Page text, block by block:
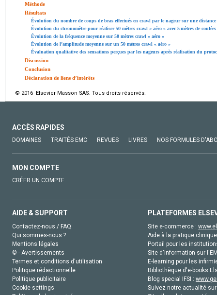
Méthode
Résultats
Évolution du nombre de coups de bras effectués en crawl par le nageur sur une distance
Évolution du chronomètre pour réaliser 50 mètres crawl « aéro » avec 5 mètres de
Évolution de la fréquence moyenne sur 50 mètres crawl « aéro »
Évolution de l’amplitude moyenne sur un 50 mètres crawl « aéro »
Évaluation qualitative des sensations perçues par les nageurs après réalisation du
Discussion
Conclusion
Déclaration de liens d’intérêts
© 2016 Elsevier Masson SAS. Tous droits réservés.
ACCÈS RAPIDES
DOMAINES TRAITÉS EMC REVUES LIVRES NOS FORMULES
MON COMPTE
CRÉER UN COMPTE
AIDE & SUPPORT
Contactez-nous / FAQ
Qui sommes-nous ?
Mentions légales
© - Avertissements
Termes et conditions d'utilisation
Politique rédactionnelle
Politique publicitaire
Cookie settings
PLATEFORMES
Site e-commerce :
Aide à la pratique
Portail pour les
Site d'information sur
E-learning pour les
Bibliothèque d'e-books
Blog special IFSI :
Suivez notre actualité